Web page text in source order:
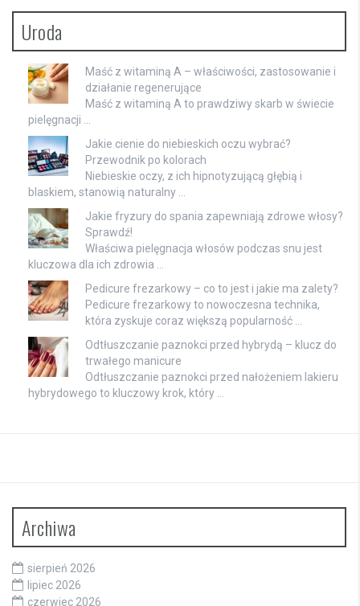
Uroda
Maść z witaminą A – właściwości, zastosowanie i
działanie regenerujące
Maść z witaminą A to prawdziwy skarb w świecie
pielęgnacji …
Jakie cienie do niebieskich oczu wybrać?
Przewodnik po kolorach
Niebieskie oczy, z ich hipnotyzującą głębią i
blaskiem, stanowią naturalny …
Jakie fryzury do spania zapewniają zdrowe włosy?
Sprawdź!
Właściwa pielęgnacja włosów podczas snu jest
kluczowa dla ich zdrowia …
Pedicure frezarkowy – co to jest i jakie ma zalety?
Pedicure frezarkowy to nowoczesna technika,
która zyskuje coraz większą popularność …
Odtłuszczanie paznokci przed hybrydą – klucz do
trwałego manicure
Odtłuszczanie paznokci przed nałożeniem lakieru
hybrydowego to kluczowy krok, który …
Archiwa
sierpień 2026
lipiec 2026
czerwiec 2026